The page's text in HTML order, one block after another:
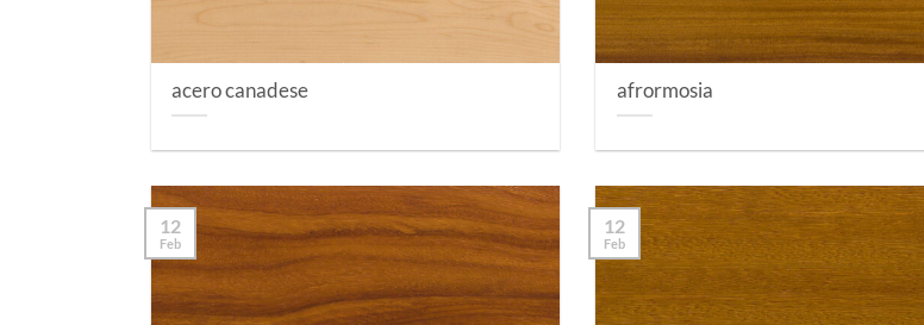
acero canadese afrormosia
12
Feb
12
Feb